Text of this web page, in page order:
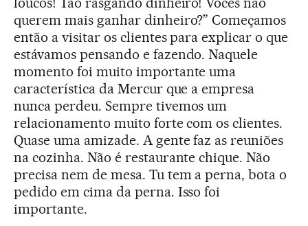
querem mais ganhar dinheiro?” Começamos
então a visitar os clientes para explicar o que
estávamos pensando e fazendo. Naquele
momento foi muito importante uma
característica da Mercur que a empresa
nunca perdeu. Sempre tivemos um
relacionamento muito forte com os clientes.
Quase uma amizade. A gente faz as reuniões
na cozinha. Não é restaurante chique. Não
precisa nem de mesa. Tu tem a perna, bota o
pedido em cima da perna. Isso foi
importante.